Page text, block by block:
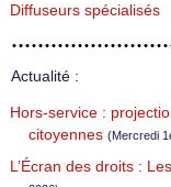
Diffuseurs spécialisés
Actualité :
Hors-service :
citoyennes (Mercredi
L’Écran des droits :